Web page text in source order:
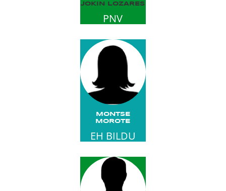
JOKIN LOZARES
PNV
MONTSE
MOROTE
EH BILDU